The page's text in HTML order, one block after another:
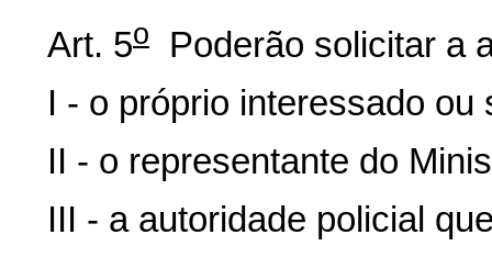
Art. 5o
Poderão solicitar a
I - o próprio interessado
II - o representante do
III - a autoridade policial